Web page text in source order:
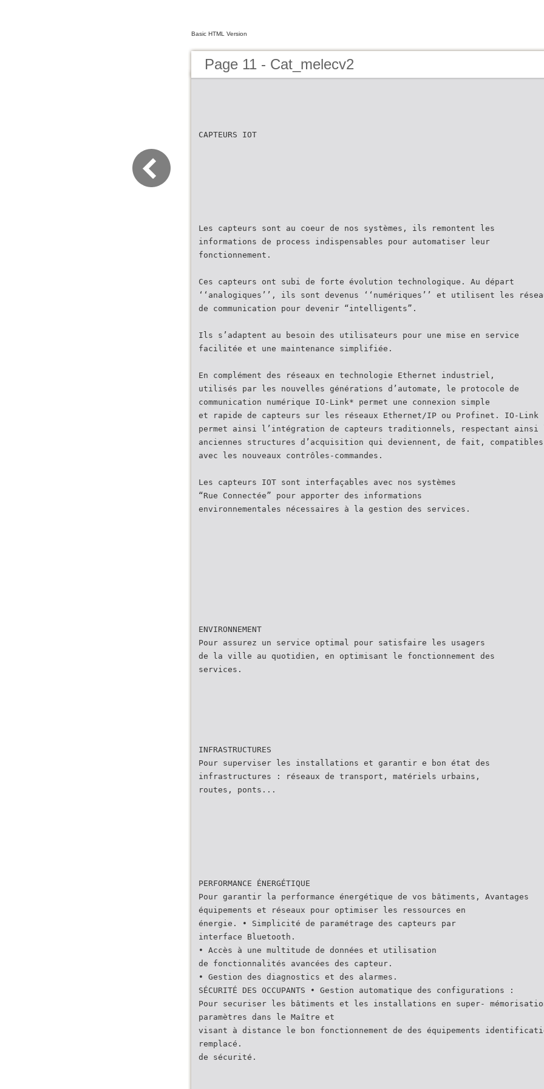
Basic HTML Version
Page 11 - Cat_melecv2
CAPTEURS IOT
Les capteurs sont au coeur de nos systèmes, ils remontent les
informations de process indispensables pour automatiser leur
fonctionnement.
Ces capteurs ont subi de forte évolution technologique. Au départ
‘‘analogiques’’, ils sont devenus ‘‘numériques’’ et utilisent les
de communication pour devenir “intelligents”.
Ils s’adaptent au besoin des utilisateurs pour une mise en service
facilitée et une maintenance simplifiée.
En complément des réseaux en technologie Ethernet industriel,
utilisés par les nouvelles générations d’automate, le protocole de
communication numérique IO-Link* permet une connexion simple
et rapide de capteurs sur les réseaux Ethernet/IP ou Profinet. IO-Link
permet ainsi l’intégration de capteurs traditionnels, respectant ainsi
anciennes structures d’acquisition qui deviennent, de fait, compatibles
avec les nouveaux contrôles-commandes.
Les capteurs IOT sont interfaçables avec nos systèmes
“Rue Connectée” pour apporter des informations
environnementales nécessaires à la gestion des services.
ENVIRONNEMENT
Pour assurez un service optimal pour satisfaire les usagers
de la ville au quotidien, en optimisant le fonctionnement des
services.
INFRASTRUCTURES
Pour superviser les installations et garantir e bon état des
infrastructures : réseaux de transport, matériels urbains,
routes, ponts...
PERFORMANCE ÉNERGÉTIQUE
Pour garantir la performance énergétique de vos bâtiments, Avantages
équipements et réseaux pour optimiser les ressources en
énergie. • Simplicité de paramétrage des capteurs par
interface Bluetooth.
• Accès à une multitude de données et utilisation
de fonctionnalités avancées des capteur.
• Gestion des diagnostics et des alarmes.
SÉCURITÉ DES OCCUPANTS • Gestion automatique des configurations :
Pour securiser les bâtiments et les installations en super-
paramètres dans le Maître et
visant à distance le bon fonctionnement de des équipements
remplacé.
de sécurité.